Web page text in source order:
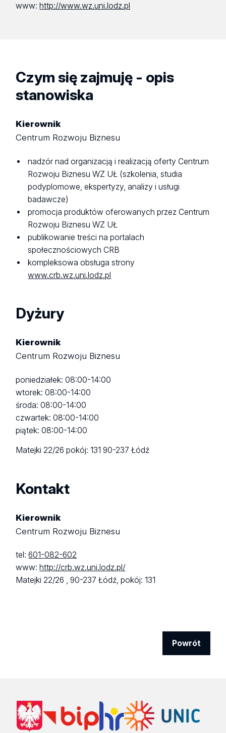
www:http://www.wz.uni.lodz.pl
Czym się zajmuję - opis
stanowiska
Kierownik
Centrum Rozwoju Biznesu
nadzór nad organizacją i realizacją oferty Centrum
Rozwoju Biznesu WZ UŁ (szkolenia, studia
podyplomowe, ekspertyzy, analizy i usługi
badawcze)
promocja produktów oferowanych przez Centrum
Rozwoju Biznesu WZ UŁ
publikowanie treści na portalach
społecznościowych CRB
kompleksowa obsługa strony
www.crb.wz.uni.lodz.pl
Dyżury
Kierownik
Centrum Rozwoju Biznesu
poniedziałek: 08:00-14:00
wtorek: 08:00-14:00
środa: 08:00-14:00
czwartek: 08:00-14:00
piątek: 08:00-14:00
Matejki 22/26pokój: 13190-237 Łódź
Kontakt
Kierownik
Centrum Rozwoju Biznesu
tel:601-082-602
www: http://crb.wz.uni.lodz.pl/
Matejki 22/26 ,90-237 Łódź,pokój: 131
Powrót